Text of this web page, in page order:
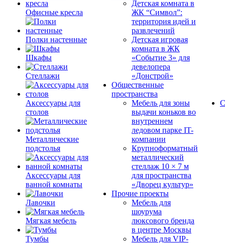
Офисные кресла
Полки настенные
Шкафы
Стеллажи
Аксессуары для
столов
Металлические
подстолья
Аксессуары для
ванной комнаты
Лавочки
Мягкая мебель
Тумбы
Детская комната в
ЖК “Символ”:
территория идей и
развлечений
Детская игровая
комната в ЖК
«Событие 3» для
девелопера
«Донстрой»
Общественные
пространства
Мебель для зоны
выдачи коньков во
внутреннем
ледовом парке IT-
компании
Крупноформатный
металлический
стеллаж 10 × 7 м
для пространства
«Дворец культур»
Прочие проекты
Мебель для
шоурума
люксового бренда
в центре Москвы
Мебель для VIP-